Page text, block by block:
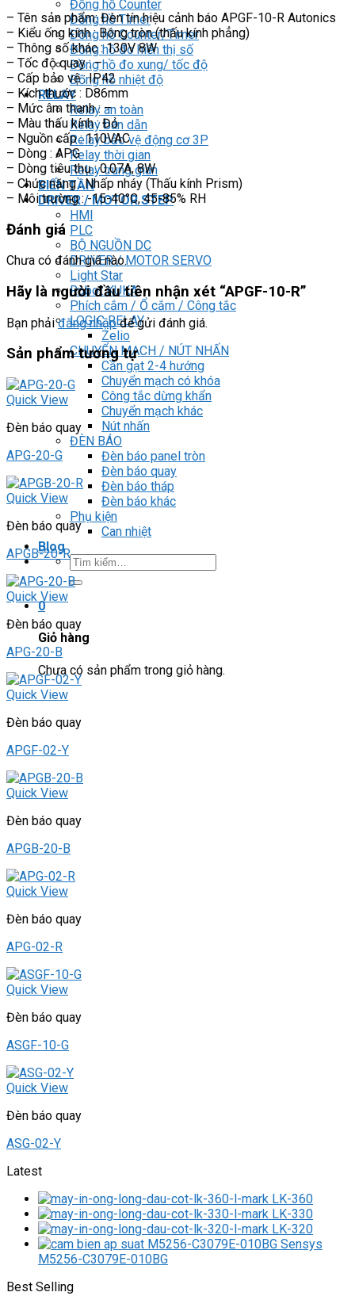
Đồng hồ Counter
Đồng hồ Timer
Đồng hồ Counter/Timer
Đồng hồ đo hiển thị số
Đồng hồ đo xung/ tốc độ
Đồng hồ nhiệt độ
RELAY
Relay an toàn
Relay bán dẫn
Relay bảo vệ động cơ 3P
Relay thời gian
Relay trung gian
BIẾN TẦN
DRIVER / MOTOR STEP
HMI
PLC
BỘ NGUỒN DC
DRIVER / MOTOR SERVO
Light Star
Robot KUKA
Phích cắm / Ổ cắm / Công tắc
LOGIC RELAY
Zelio
CHUYỂN MẠCH / NÚT NHẤN
Cần gạt 2-4 hướng
Chuyển mạch có khóa
Công tắc dừng khẩn
Chuyển mạch khác
Nút nhấn
ĐÈN BÁO
Đèn báo panel tròn
Đèn báo quay
Đèn báo tháp
Đèn báo khác
Phụ kiện
Can nhiệt
Blog
Tìm
kiếm:
0
Giỏ hàng
Chưa có sản phẩm trong giỏ hàng.
– Tên sản phẩm: Đèn tín hiệu cảnh báo APGF-10-R Autonics
– Kiểu ống kính : Bóng tròn (thấu kính phẳng)
– Thông số khác : 130V 8W
– Tốc độ quay : –
– Cấp bảo vệ : IP42
– Kích thước : D86mm
– Mức âm thanh : –
– Màu thấu kính : Đỏ
– Nguồn cấp : 110VAC
– Dòng : APG
– Dòng tiêu thụ : 0.07A, 8W
– Chức năng : Nhấp nháy (Thấu kính Prism)
– Môi trường : -15-40°C, 45-85% RH
Đánh giá
Chưa có đánh giá nào.
Hãy là người đầu tiên nhận xét “APGF-10-R”
Bạn phảiđăng nhậpđể gửi đánh giá.
Sản phẩm tương tự
Quick View
Đèn báo quay
APG-20-G
Quick View
Đèn báo quay
APGB-20-R
Quick View
Đèn báo quay
APG-20-B
Quick View
Đèn báo quay
APGF-02-Y
Quick View
Đèn báo quay
APGB-20-B
Quick View
Đèn báo quay
APG-02-R
Quick View
Đèn báo quay
ASGF-10-G
Quick View
Đèn báo quay
ASG-02-Y
Latest
LK-360
LK-330
LK-320
M5256-C3079E-010BG
Best Selling